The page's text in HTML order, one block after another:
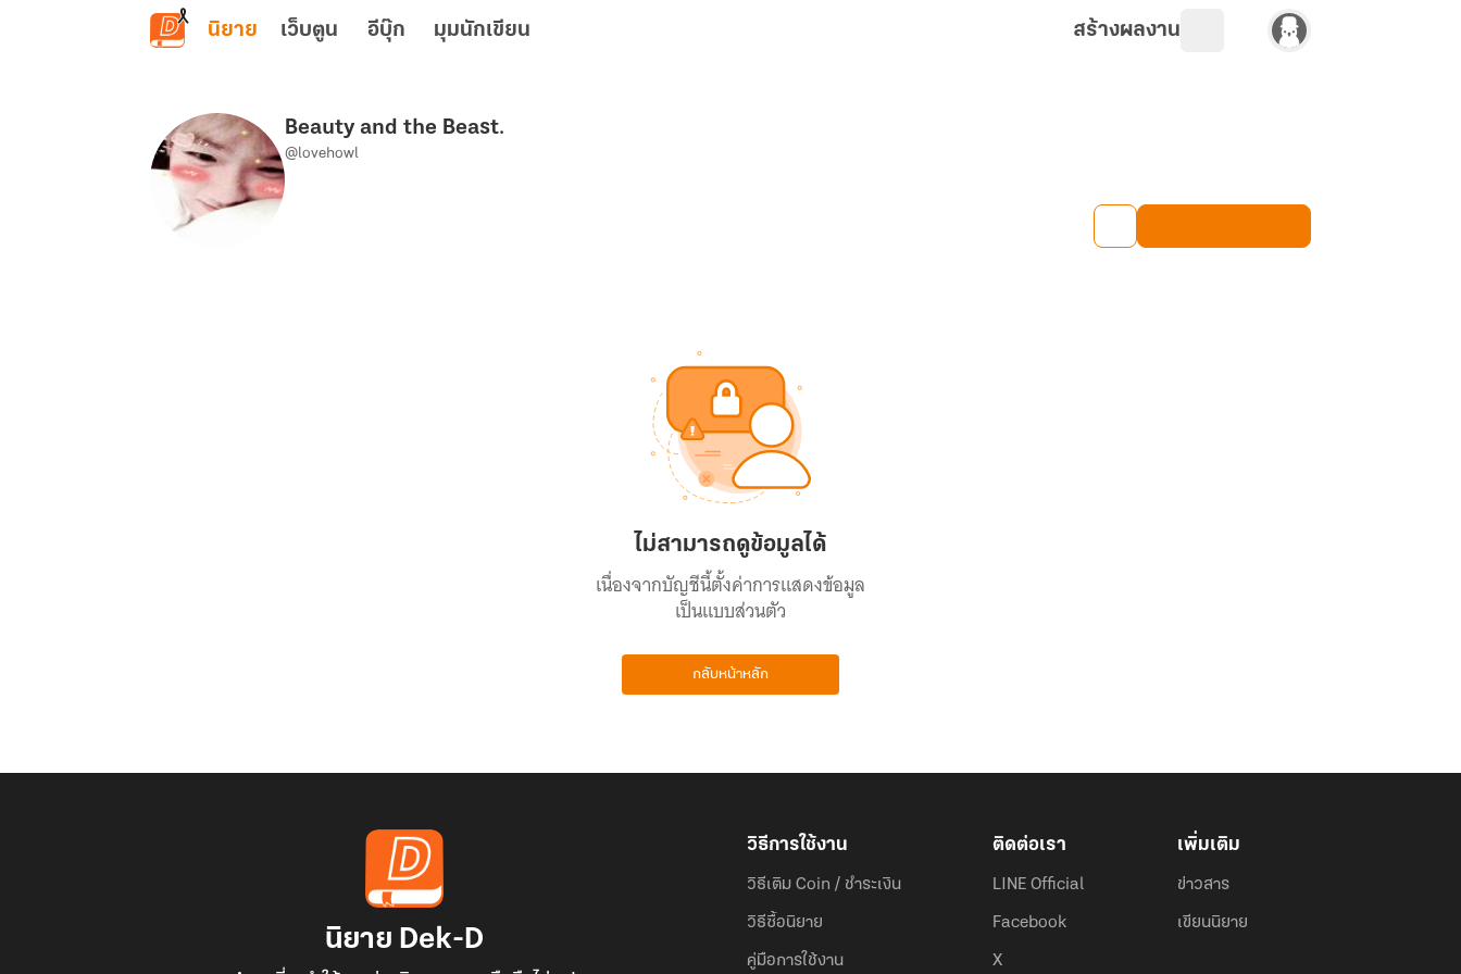
ข้ามไปยังเนื้อหาหลัก
นิยาย เว็บตูน อีบุ๊ก มุมนักเขียน สร้างผลงาน
Beauty and the Beast.
@lovehowl
ไม่สามารถดูข้อมูลได้
เนื่องจากบัญชีนี้ตั้งค่าการแสดงข้อมูล
เป็นแบบส่วนตัว
กลับหน้าหลัก
นิยาย Dek-D
วิธีการใช้งาน
วิธีเติม Coin / ชำระเงิน
วิธีซื้อนิยาย
คู่มือการใช้งาน
ติดต่อเรา
LINE Official
Facebook
X
เพิ่มเติม
ข่าวสาร
เขียนนิยาย